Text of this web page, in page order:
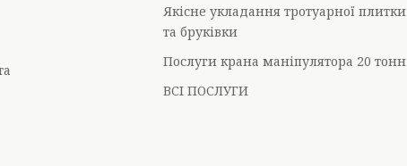
Якісне укладання тротуарної плитки
та бруківки
Послуги крана маніпулятора 20 тонн
ВСІ ПОСЛУГИ